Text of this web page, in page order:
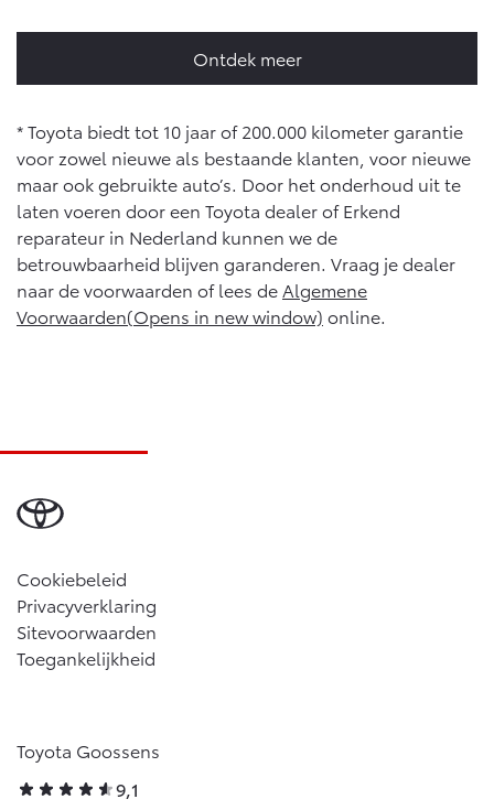
Ontdek meer
* Toyota biedt tot 10 jaar of 200.000 kilometer garantie
voor zowel nieuwe als bestaande klanten, voor nieuwe
maar ook gebruikte auto’s. Door het onderhoud uit te
laten voeren door een Toyota dealer of Erkend
reparateur in Nederland kunnen we de
betrouwbaarheid blijven garanderen. Vraag je dealer
naar de voorwaarden of lees de Algemene
Voorwaarden(Opens in new window) online.
Cookiebeleid
Privacyverklaring
Sitevoorwaarden
Toegankelijkheid
Toyota Goossens
9,1